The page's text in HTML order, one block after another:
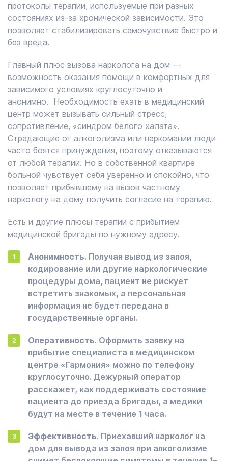
протоколы терапии, используемые при разных
состояниях из-за хронической зависимости. Это
позволяет стабилизировать самочувствие быстро и
без вреда.
Главный плюс вызова нарколога на дом —
возможность оказания помощи в комфортных для
зависимого условиях круглосуточно и
анонимно. Необходимость ехать в медицинский
центр может вызывать сильный стресс,
сопротивление, «синдром белого халата».
Страдающие от алкоголизма или наркомании люди
часто боятся принуждения, поэтому отказываются
от любой терапии. Но в собственной квартире
больной чувствует себя уверенно и спокойно, что
позволяет прибывшему на вызов частному
наркологу на дому получить согласие на терапию.
Есть и другие плюсы терапии с прибытием
медицинской бригады по нужному адресу.
Анонимность. Получая вывод из запоя,
кодирование или другие наркологические
процедуры дома, пациент не рискует
встретить знакомых, а персональная
информация не будет передана в
государственные органы.
Оперативность. Оформить заявку на
прибытие специалиста в медицинском
центре «Гармония» можно по телефону
круглосуточно. Дежурный оператор
расскажет, как поддерживать состояние
пациента до приезда бригады, а медики
будут на месте в течение 1 часа.
Эффективность. Приехавший нарколог на
дом для вывода из запоя при алкоголизме